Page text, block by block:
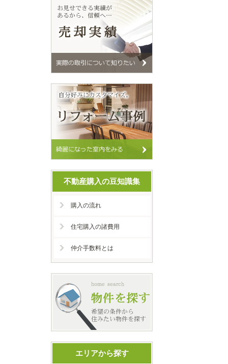
不動産購入の豆知識集
購入の流れ
住宅購入の諸費用
仲介手数料とは
エリアから探す